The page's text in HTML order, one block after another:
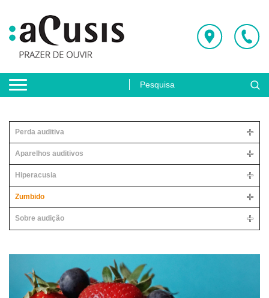
Perda auditiva
Aparelhos auditivos
Hiperacusia
Zumbido
Sobre audição